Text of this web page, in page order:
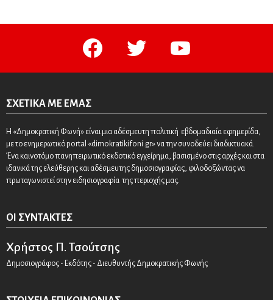
facebook twitter youtube
ΣΧΕΤΙΚΆ ΜΕ ΕΜΆΣ
Η «Δημοκρατική Φωνή» είναι μια αδέσμευτη πολιτική εβδομαδιαία εφημερίδα,
με το ενημερωτικό portal «dimokratikifoni.gr» να την συνοδεύει διαδικτυακά.
Ένα καινοτόμο πανηπειρωτικό εκδοτικό εγχείρημα, βασισμένο στις αρχές και στα
ιδανικά της ελεύθερης και αδέσμευτης δημοσιογραφίας, φιλοδοξώντας να
πρωταγωνιστεί στην ειδησιογραφία της περιοχής μας.
ΟΙ ΣΥΝΤΆΚΤΕΣ
Χρήστος Π. Τσούτσης
Δημοσιογράφος - Εκδότης - Διευθυντής Δημοκρατικής Φωνής